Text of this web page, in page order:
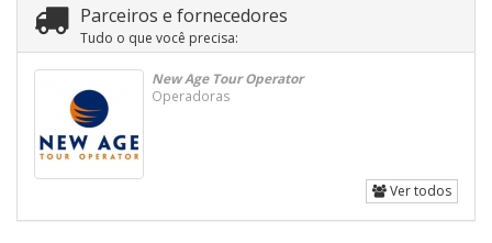
Parceiros e fornecedores
Tudo o que você precisa:
New Age Tour Operator
Operadoras
Ver todos